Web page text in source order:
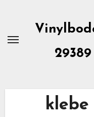
springen
klebe